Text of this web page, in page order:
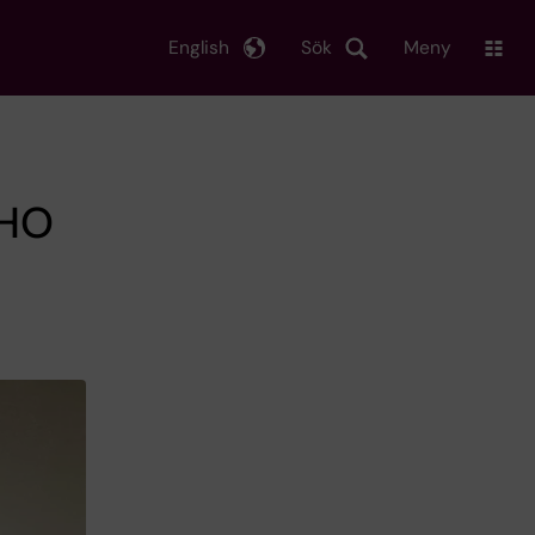
Sök
English Meny